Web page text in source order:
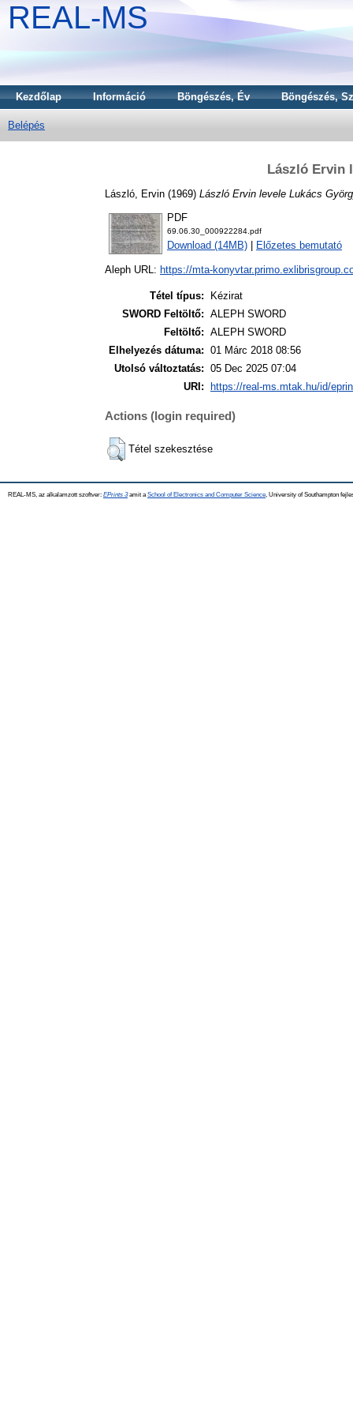
REAL-MS
Kezdőlap Információ Böngészés, Év Böngészés,
Belépés
László Ervin
László, Ervin (1969) László Ervin levele Lukács
PDF
69.06.30_000922284.pdf
Download (14MB) Előzetes bemutató
Aleph URL: https://mta-
Tétel típus:
Kézirat
SWORD Feltöltő: ALEPH SWORD
Feltöltő: ALEPH SWORD
Elhelyezés dátuma: 01 Márc 2018 08:56
Utolsó változtatás: 05 Dec 2025 07:04
URI:
https://real-ms.mtak.hu/id/
Actions (login required)
Tétel szekesztése
REAL-MS, az alkalamzott szoftver: EPrints 3amit a School of Electronics and Computer Science , University of Southampton